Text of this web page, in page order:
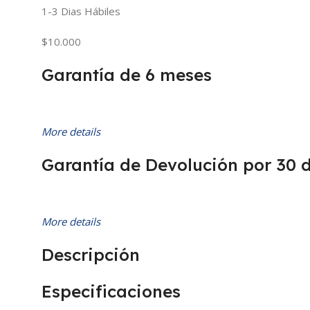
1-3 Dias Hábiles
$10.000
Garantía de 6 meses
More details
Garantía de Devolución por 30
More details
Descripción
Especificaciones